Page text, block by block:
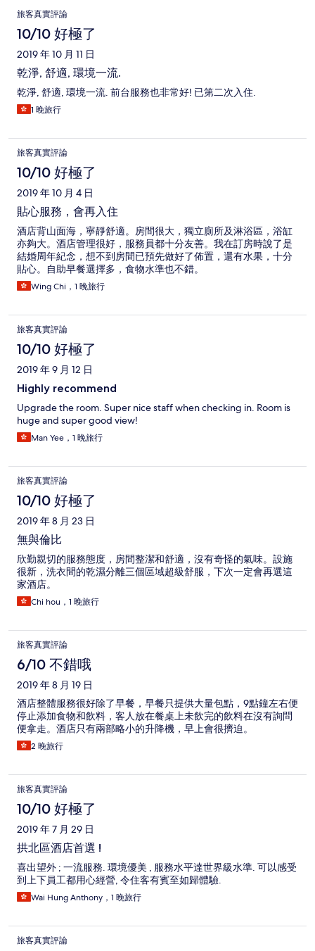
旅客真實評論
10/10 好極了
2019 年 10 月 11 日
乾淨, 舒適, 環境一流.
乾淨, 舒適, 環境一流. 前台服務也非常好! 已第二次入住.
1 晚旅行
旅客真實評論
10/10 好極了
2019 年 10 月 4 日
貼心服務，會再入住
酒店背山面海，寧靜舒適。房間很大，獨立廁所及淋浴區，浴缸
亦夠大。酒店管理很好，服務員都十分友善。我在訂房時說了是
結婚周年紀念，想不到房間已預先做好了佈置，還有水果，十分
貼心。自助早餐選擇多，食物水準也不錯。
Wing Chi，1 晚旅行
旅客真實評論
10/10 好極了
2019 年 9 月 12 日
Highly recommend
Upgrade the room. Super nice staff when checking in. Room is
huge and super good view!
Man Yee，1 晚旅行
旅客真實評論
10/10 好極了
2019 年 8 月 23 日
無與倫比
欣勤親切的服務態度，房間整潔和舒適，沒有奇怪的氣味。設施
很新，洗衣間的乾濕分離三個區域超級舒服，下次一定會再選這
家酒店。
Chi hou，1 晚旅行
旅客真實評論
6/10 不錯哦
2019 年 8 月 19 日
酒店整體服務很好除了早餐，早餐只提供大量包點，9點鐘左右便
停止添加食物和飲料，客人放在餐桌上未飲完的飲料在沒有詢問
便拿走。酒店只有兩部略小的升降機，早上會很擠迫。
2 晚旅行
旅客真實評論
10/10 好極了
2019 年 7 月 29 日
拱北區酒店首選 !
喜出望外 ; 一流服務. 環境優美 , 服務水平達世界級水準. 可以感受
到上下員工都用心經營, 令住客有賓至如歸體驗.
Wai Hung Anthony，1 晚旅行
旅客真實評論